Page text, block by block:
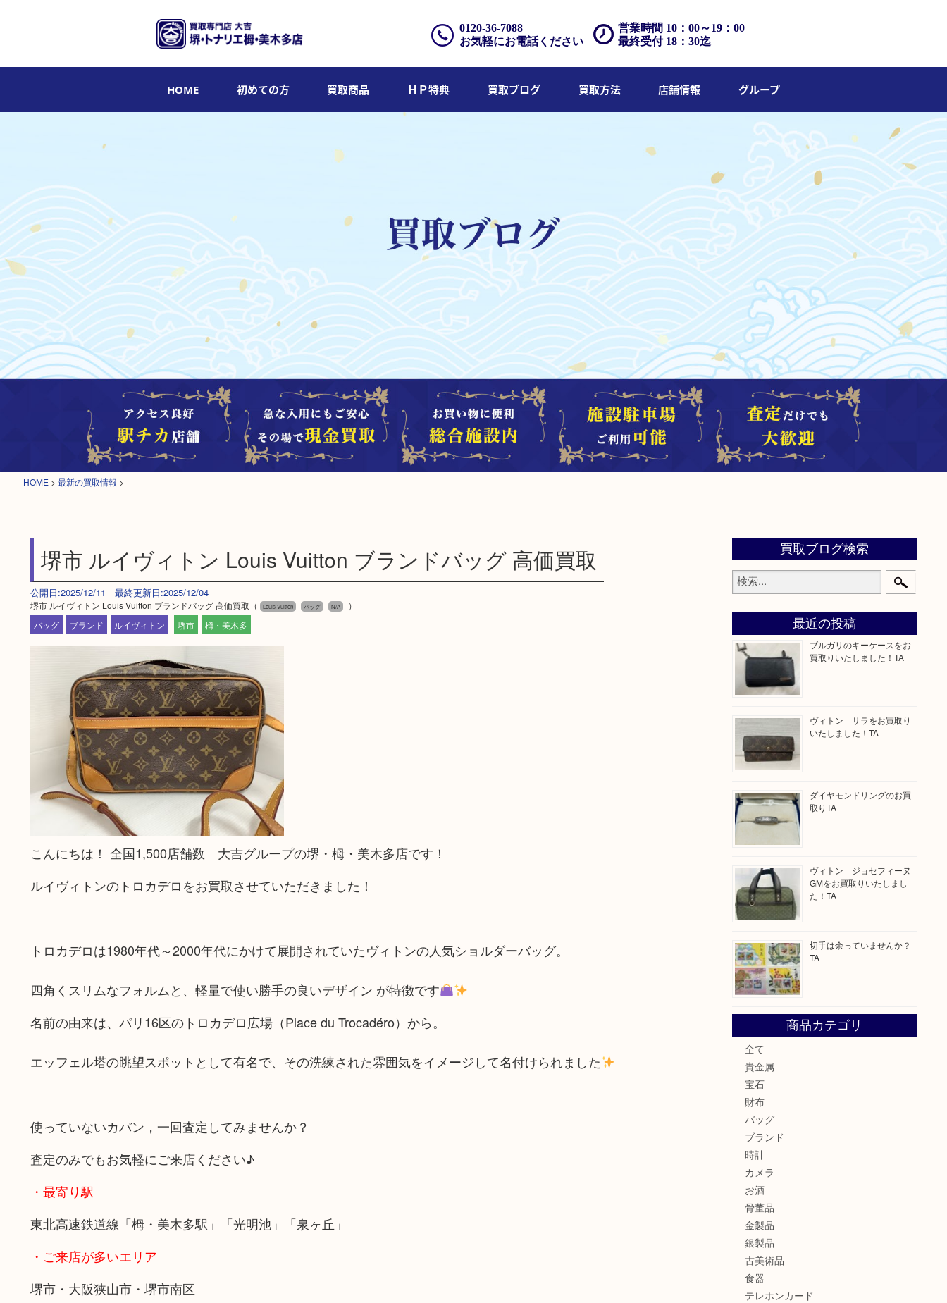
営業時間 10：00～19：00
最終受付 18：30迄
0120-36-7088
お気軽にお電話ください
HOME 初めての方 買取商品 ＨＰ特典 買取ブログ 買取方法 店舗情報 グループ
HOME > 最新の買取情報 >
堺市 ルイヴィトン Louis Vuitton ブランドバッグ 高価買取
公開日:2025/12/11 最終更新日:2025/12/04
堺市 ルイヴィトン Louis Vuitton ブランドバッグ 高価買取（ Louis Vuitton バッグ N/A
）
バッグ
ブランド ルイヴィトン 堺市 栂・美木多
こんにちは！ 全国1,500店舗数 大吉グループの堺・栂・美木多店です！
ルイヴィトンのトロカデロをお買取させていただきました！
トロカデロは1980年代～2000年代にかけて展開されていたヴィトンの人気ショルダーバッグ。
四角くスリムなフォルムと、軽量で使い勝手の良いデザイン が特徴です
名前の由来は、パリ16区のトロカデロ広場（Place du Trocadéro）から。
エッフェル塔の眺望スポットとして有名で、その洗練された雰囲気をイメージして名付けられました
使っていないカバン，一回査定してみませんか？
査定のみでもお気軽にご来店ください♪
・最寄り駅
東北高速鉄道線「栂・美木多駅」「光明池」「泉ヶ丘」
・ご来店が多いエリア
堺市・大阪狭山市・堺市南区
買取ブログ検索
最近の投稿
ブルガリのキーケースをお
買取りいたしました！TA
ヴィトン サラをお買取り
いたしました！TA
ダイヤモンドリングのお買
取りTA
ヴィトン ジョセフィーヌ
GMをお買取りいたしまし
た！TA
切手は余っていませんか？
TA
商品カテゴリ
全て
貴金属
宝石
財布
バッグ
ブランド
時計
カメラ
お酒
骨董品
金製品
銀製品
古美術品
食器
テレホンカード